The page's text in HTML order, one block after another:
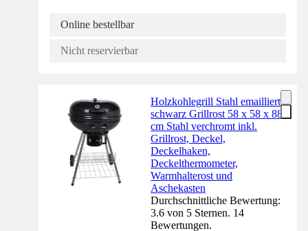
Online bestellbar
Nicht reservierbar
Holzkohlegrill Stahl emailliert
schwarz Grillrost 58 x 58 x 88
cm Stahl verchromt inkl.
Grillrost, Deckel,
Deckelhaken,
Deckelthermometer,
Warmhalterost und
Aschekasten
Durchschnittliche Bewertung:
3.6 von 5 Sternen. 14
Bewertungen.